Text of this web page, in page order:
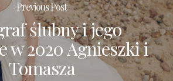
Previous Post
ślubny i jego
w 2020 Agnieszki i
Tomasza